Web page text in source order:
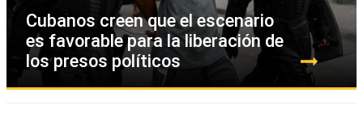
Cubanos creen que el escenario
es favorable para la liberación de
los presos políticos